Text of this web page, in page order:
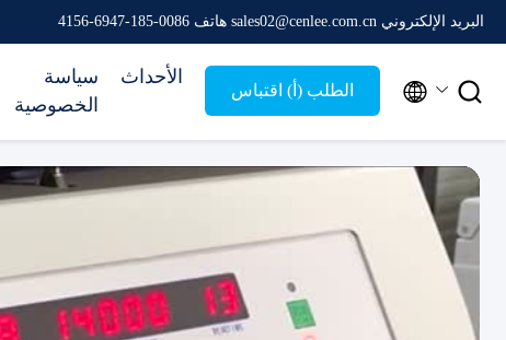
البريد الإلكتروني sales02@cenlee.com.cn هاتف 0086-185-6947-4156
سياسة
الخصوصية
الأحداث
الطلب (أ) اقتباس  